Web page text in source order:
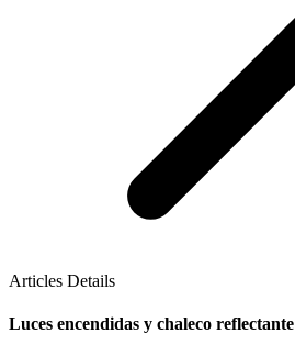
Articles Details
Luces encendidas y chaleco reflectante